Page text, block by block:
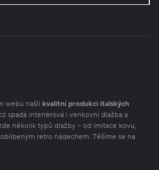
webu našli kvalitní produkci italských
spadá interiérová i venkovní dlažba a
několik typů dlažby – od imitace kovu,
retro nádechem. Těšíme se na